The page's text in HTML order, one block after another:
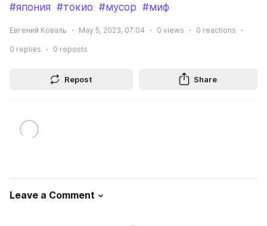
#япония #токио #мусор #миф
Евгений Коваль May 5, 2023, 07:04 0 views 0 reactions
0 replies 0 reposts
Repost Share
Leave a Comment